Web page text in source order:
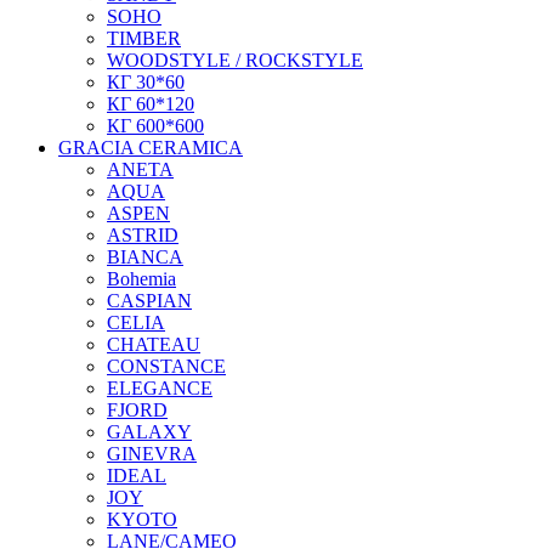
SOHO
TIMBER
WOODSTYLE / ROCKSTYLE
КГ 30*60
КГ 60*120
КГ 600*600
GRACIA CERAMICA
ANETA
AQUA
ASPEN
ASTRID
BIANCA
Bohemia
CASPIAN
CELIA
CHATEAU
CONSTANCE
ELEGANCE
FJORD
GALAXY
GINEVRA
IDEAL
JOY
KYOTO
LANE/CAMEO